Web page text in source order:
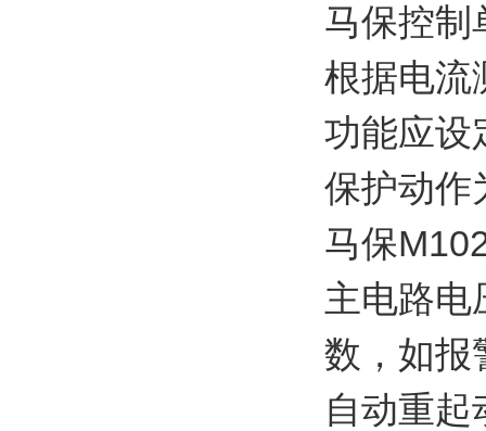
马保控制
根据电流
功能应设
保护动作
马保
主电路电
数，如报
自动重